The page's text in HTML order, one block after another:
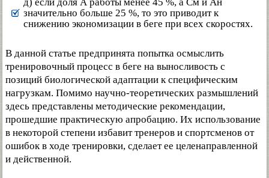
значительно больше 25 %, то это приводит к
снижению экономизации в беге при всех скоростях.
В данной статье предпринята попытка осмыслить
тренировочный процесс в беге на выносливость с
позиций биологической адаптации к специфическим
нагрузкам. Помимо научно-теоретических размышлений
здесь представлены методические рекомендации,
прошедшие практическую апробацию. Их использование
в некоторой степени избавит тренеров и спортсменов от
ошибок в ходе тренировки, сделает ее целенаправленной
и действенной.